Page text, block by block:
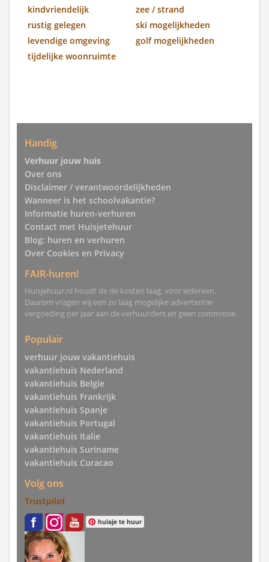
kindvriendelijk
zee / strand
rustig gelegen
ski mogelijkheden
levendige omgeving
golf mogelijkheden
tijdelijke woonruimte
Handig
Verhuur jouw huis
Over ons
Disclaimer / verantwoordelijkheden
Wanneer is het schoolvakantie?
Informatie huren-verhuren
Contact met Huisjetehuur
Blog: huren en verhuren
Over Cookies en Privacy
FAIR-huren!
Huisjehuur.nl houdt de de kosten laag, voor iedereen.
Daarom vragen wij een zo laag mogelijke advertentie-
vergoeding per jaar aan de verhuurders en geen commissie.
Populair
verhuur jouw vakantiehuis
vakantiehuis Nederland
vakantiehuis Belgie
vakantiehuis Frankrijk
vakantiehuis Spanje
vakantiehuis Portugal
vakantiehuis Italie
vakantiehuis Suriname
vakantiehuis Curacao
Volg ons
Trustpilot
huisje te huur